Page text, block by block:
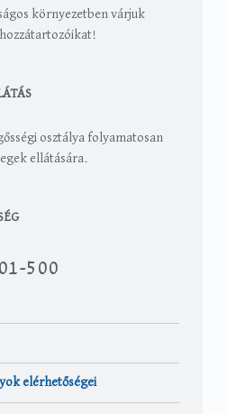
környezetben várjuk
osztálya folyamatosan
ellátására.
500
elérhetőségei